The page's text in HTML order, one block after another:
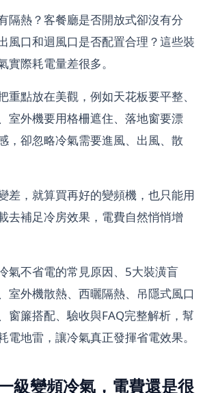
隔熱？客餐廳是否開放式卻沒有分
風口和迴風口是否配置合理？這些裝
實際耗電量差很多。
重點放在美觀，例如天花板要平整、
室外機要用格柵遮住、落地窗要漂
，卻忽略冷氣需要進風、出風、散
差，就算買再好的變頻機，也只能用
去補足冷房效果，電費自然悄悄增
氣不省電的常見原因、5大裝潢盲
室外機散熱、西曬隔熱、吊隱式風口
窗簾搭配、驗收與FAQ完整解析，幫
電地雷，讓冷氣真正發揮省電效果。
級變頻冷氣，電費還是很